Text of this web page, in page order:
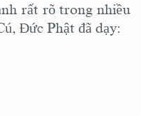
rất rõ trong nhiều
Đức Phật đã dạy: